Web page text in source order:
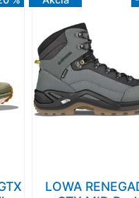
LOWA